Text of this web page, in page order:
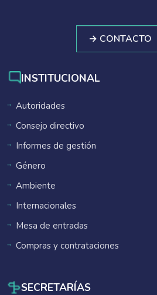
→ CONTACTO
INSTITUCIONAL
Autoridades
Consejo directivo
Informes de gestión
Género
Ambiente
Internacionales
Mesa de entradas
Compras y contrataciones
SECRETARÍAS